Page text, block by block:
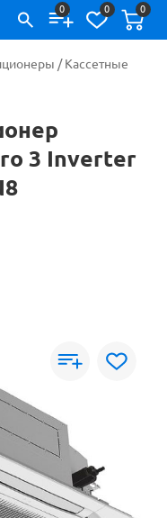
0 0 0
/Кассетные
3 Inverter